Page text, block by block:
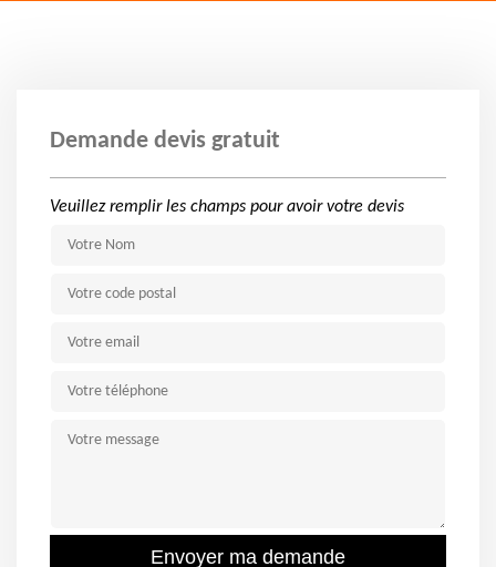
Demande devis gratuit
Veuillez remplir les champs pour avoir votre devis